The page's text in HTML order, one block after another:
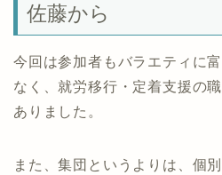
佐藤から
今回は参加者もバラエティに
なく、就労移行・定着支援の
ありました。
また、集団というよりは、個